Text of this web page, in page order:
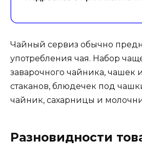
Чайный сервиз обычно
употребления чая. Набор
заварочного чайника, чашек
стаканов, блюдечек под
чайник, сахарницы и
Разновидности